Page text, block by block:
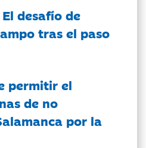
desafío de
tras el paso
permitir el
de no
por la